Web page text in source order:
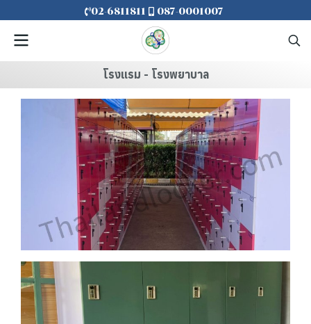
02-6811811 087-0001007
โรงแรม - โรงพยาบาล